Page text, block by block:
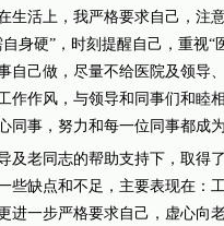
活上，我严格要求自己，注
身硬”，时刻提醒自己，重视“
自己做，尽量不给医院及领导
作作风，与领导和同事们和睦
同事，努力和每一位同事都成为
老同志的帮助支持下，取得了
些缺点和不足，主要表现在：
进一步严格要求自己，虚心向